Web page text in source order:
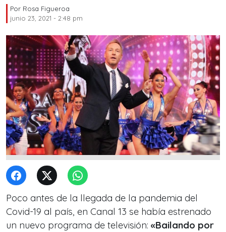
Por Rosa Figueroa
junio 23, 2021 - 2:48 pm
Poco antes de la llegada de la pandemia del
Covid-19 al país, en Canal 13 se había estrenado
un nuevo programa de televisión: «Bailando por